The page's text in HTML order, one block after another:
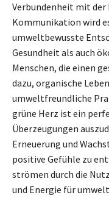
Verbundenheit mit
Kommunikation wird
umweltbewusste
Gesundheit als auch
Menschen, die einen
dazu, organische
umweltfreundliche
grüne Herz ist ein
Überzeugungen
Erneuerung und
positive Gefühle zu
strömen durch die
und Energie für